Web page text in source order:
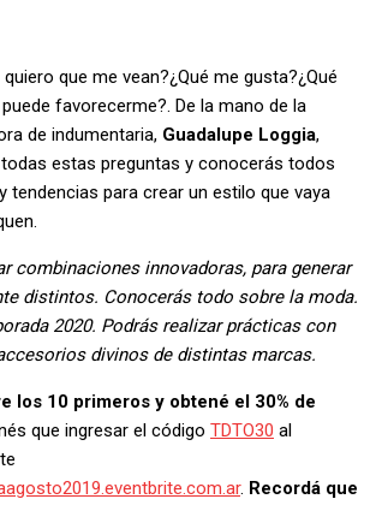
que me vean?¿Qué me gusta?¿Qué
favorecerme?. De la mano de la
de indumentaria, Guadalupe Loggia,
estas preguntas y conocerás todos
tendencias para crear un estilo que vaya
combinaciones innovadoras, para generar
distintos. Conocerás todo sobre la moda.
2020. Podrás realizar prácticas con
divinos de distintas marcas.
los 10 primeros y obtené el 30% de
que ingresar el código TDTO30 al
. Recordá que